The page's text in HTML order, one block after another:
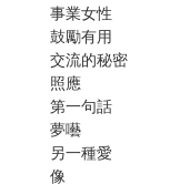
事業女性
鼓勵有用
交流的秘密
照應
第一句話
夢囈
另一種愛
像